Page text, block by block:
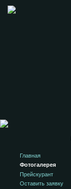
Главная
Фотогалерея
Прейскурант
Оставить заявку